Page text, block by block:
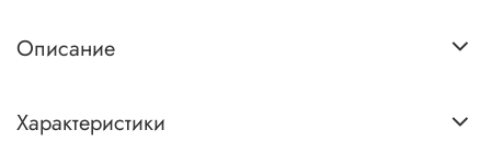
Описание
Характеристики